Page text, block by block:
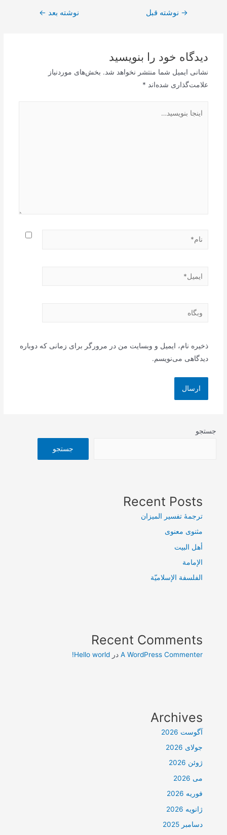
راهبری→ نوشته قبل نوشته بعد ←
دیدگاه‌ خود را بنویسید
نشانی ایمیل شما منتشر نخواهد شد. بخش‌های موردنیاز
علامت‌گذاری شده‌اند *
بنویسید…
نام*
ایمیل*
وبگاه
ذخیره نام، ایمیل و وبسایت من در مرورگر برای زمانی که دوباره
دیدگاهی می‌نویسم.
جستجو
جستجو
Recent Posts
ترجمۀ تفسیر المیزان
مثنوی معنوی
أهل البيت
الإمامة
الفلسفة الإسلاميّة
Recent Comments
A WordPress Commenter درHello world!
Archives
آگوست 2026
جولای 2026
ژوئن 2026
می 2026
فوریه 2026
ژانویه 2026
دسامبر 2025